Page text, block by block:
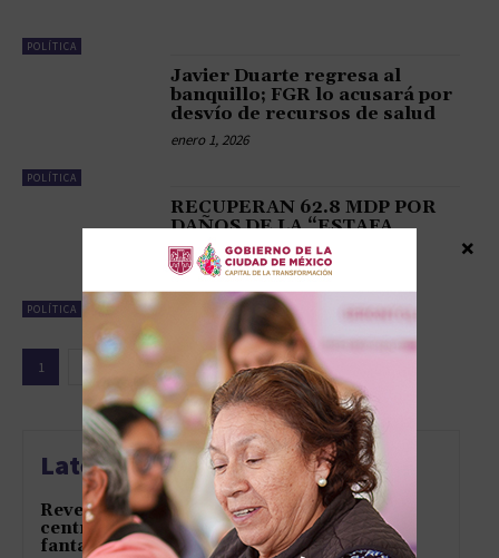
POLÍTICA
POLÍTICA
Javier Duarte regresa al
banquillo; FGR lo acusará por
desvío de recursos de salud
enero 1, 2026
POLÍTICA
RECUPERAN 62.8 MDP POR
DAÑOS DE LA “ESTAFA
MAESTRA”
diciembre 14, 2025
1
Latest news
Revelan el tren del terror en los
centros del ICE y hasta los
fantasmas piden asilo
×